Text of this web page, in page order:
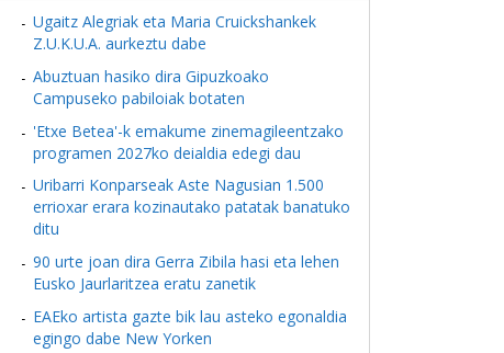
Ugaitz Alegriak eta Maria Cruickshankek
Z.U.K.U.A. aurkeztu dabe
Abuztuan hasiko dira Gipuzkoako
Campuseko pabiloiak botaten
'Etxe Betea'-k emakume zinemagileentzako
programen 2027ko deialdia edegi dau
Uribarri Konparseak Aste Nagusian 1.500
errioxar erara kozinautako patatak banatuko
ditu
90 urte joan dira Gerra Zibila hasi eta lehen
Eusko Jaurlaritzea eratu zanetik
EAEko artista gazte bik lau asteko egonaldia
egingo dabe New Yorken